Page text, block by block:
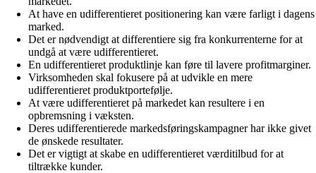
At have en udifferentieret positionering kan være farligt i dagens
marked.
Det er nødvendigt at differentiere sig fra konkurrenterne for at
undgå at være udifferentieret.
En udifferentieret produktlinje kan føre til lavere profitmarginer.
Virksomheden skal fokusere på at udvikle en mere
udifferentieret produktportefølje.
At være udifferentieret på markedet kan resultere i en
opbremsning i væksten.
Deres udifferentierede markedsføringskampagner har ikke givet
de ønskede resultater.
Det er vigtigt at skabe en udifferentieret værditilbud for at
tiltrække kunder.